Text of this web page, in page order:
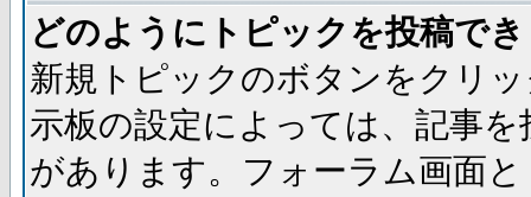
どのようにトピックを投稿で
新規トピックのボタンをクリ
示板の設定によっては、記事
があります。フォーラム画面